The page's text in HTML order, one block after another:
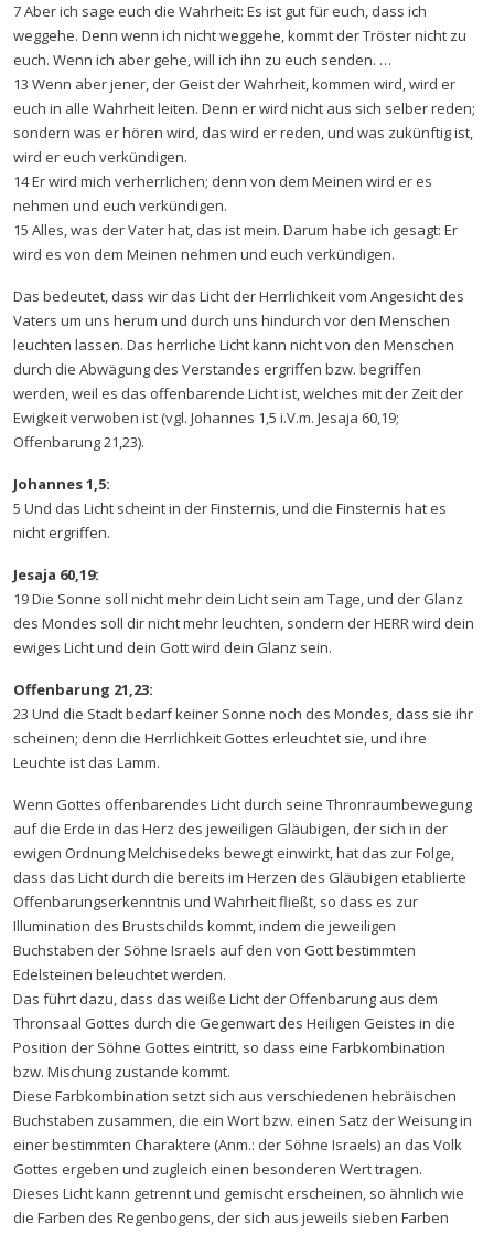
7 Aber ich sage euch die Wahrheit: Es ist gut für euch, dass ich
weggehe. Denn wenn ich nicht weggehe, kommt der Tröster nicht zu
euch. Wenn ich aber gehe, will ich ihn zu euch senden. …
13 Wenn aber jener, der Geist der Wahrheit, kommen wird, wird er
euch in alle Wahrheit leiten. Denn er wird nicht aus sich selber reden;
sondern was er hören wird, das wird er reden, und was zukünftig ist,
wird er euch verkündigen.
14 Er wird mich verherrlichen; denn von dem Meinen wird er es
nehmen und euch verkündigen.
15 Alles, was der Vater hat, das ist mein. Darum habe ich gesagt: Er
wird es von dem Meinen nehmen und euch verkündigen.
Das bedeutet, dass wir das Licht der Herrlichkeit vom Angesicht des
Vaters um uns herum und durch uns hindurch vor den Menschen
leuchten lassen. Das herrliche Licht kann nicht von den Menschen
durch die Abwägung des Verstandes ergriffen bzw. begriffen
werden, weil es das offenbarende Licht ist, welches mit der Zeit der
Ewigkeit verwoben ist (vgl. Johannes 1,5 i.V.m. Jesaja 60,19;
Offenbarung 21,23).
Johannes 1,5:
5 Und das Licht scheint in der Finsternis, und die Finsternis hat es
nicht ergriffen.
Jesaja 60,19:
19 Die Sonne soll nicht mehr dein Licht sein am Tage, und der Glanz
des Mondes soll dir nicht mehr leuchten, sondern der HERR wird dein
ewiges Licht und dein Gott wird dein Glanz sein.
Offenbarung 21,23:
23 Und die Stadt bedarf keiner Sonne noch des Mondes, dass sie ihr
scheinen; denn die Herrlichkeit Gottes erleuchtet sie, und ihre
Leuchte ist das Lamm.
Wenn Gottes offenbarendes Licht durch seine Thronraumbewegung
auf die Erde in das Herz des jeweiligen Gläubigen, der sich in der
ewigen Ordnung Melchisedeks bewegt einwirkt, hat das zur Folge,
dass das Licht durch die bereits im Herzen des Gläubigen etablierte
Offenbarungserkenntnis und Wahrheit fließt, so dass es zur
Illumination des Brustschilds kommt, indem die jeweiligen
Buchstaben der Söhne Israels auf den von Gott bestimmten
Edelsteinen beleuchtet werden.
Das führt dazu, dass das weiße Licht der Offenbarung aus dem
Thronsaal Gottes durch die Gegenwart des Heiligen Geistes in die
Position der Söhne Gottes eintritt, so dass eine Farbkombination
bzw. Mischung zustande kommt.
Diese Farbkombination setzt sich aus verschiedenen hebräischen
Buchstaben zusammen, die ein Wort bzw. einen Satz der Weisung in
einer bestimmten Charaktere (Anm.: der Söhne Israels) an das Volk
Gottes ergeben und zugleich einen besonderen Wert tragen.
Dieses Licht kann getrennt und gemischt erscheinen, so ähnlich wie
die Farben des Regenbogens, der sich aus jeweils sieben Farben